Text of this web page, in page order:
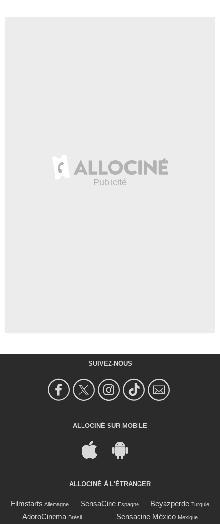
SUIVEZ-NOUS
ALLOCINÉ SUR MOBILE
ALLOCINÉ À L'ÉTRANGER
Filmstarts Allemagne SensaCine Espagne Beyazperde Turquie
AdoroCinema Brésil Sensacine México Mexique